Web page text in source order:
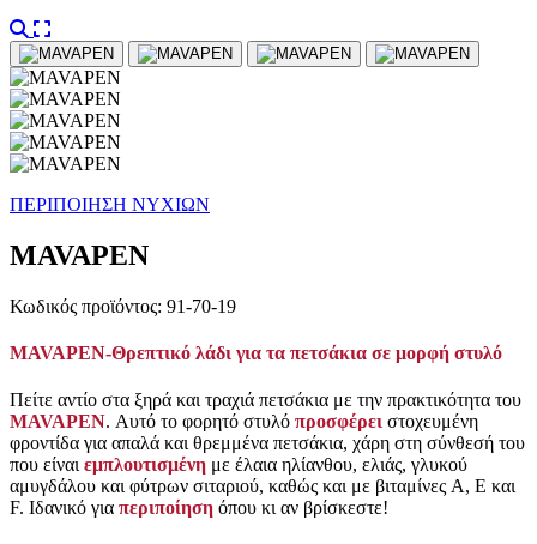
ΠΕΡΙΠΟΙΗΣΗ NΥΧΙΩΝ
MAVAPEN
Κωδικός προϊόντος: 91-70-19
MAVAPEN-Θρεπτικό λάδι για τα πετσάκια σε μορφή στυλό
Πείτε αντίο στα ξηρά και τραχιά πετσάκια με την πρακτικότητα του
MAVAPEN. Αυτό το φορητό στυλό προσφέρει στοχευμένη
φροντίδα για απαλά και θρεμμένα πετσάκια, χάρη στη σύνθεσή του
που είναι εμπλουτισμένη με έλαια ηλίανθου, ελιάς, γλυκού
αμυγδάλου και φύτρων σιταριού, καθώς και με βιταμίνες A, E και
F. Ιδανικό για περιποίηση όπου κι αν βρίσκεστε!